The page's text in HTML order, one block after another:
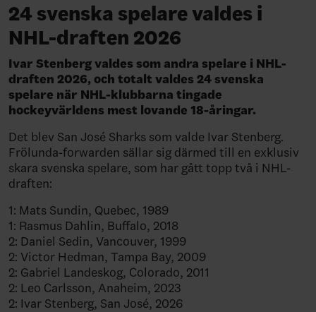
24 svenska spelare valdes i
NHL-draften 2026
Ivar Stenberg valdes som andra spelare i NHL-
draften 2026, och totalt valdes 24 svenska
spelare när NHL-klubbarna tingade
hockeyvärldens mest lovande 18-åringar.
Det blev San José Sharks som valde Ivar Stenberg.
Frölunda-forwarden sällar sig därmed till en exklusiv
skara svenska spelare, som har gått topp två i NHL-
draften:
1: Mats Sundin, Quebec, 1989
1: Rasmus Dahlin, Buffalo, 2018
2: Daniel Sedin, Vancouver, 1999
2: Victor Hedman, Tampa Bay, 2009
2: Gabriel Landeskog, Colorado, 2011
2: Leo Carlsson, Anaheim, 2023
2: Ivar Stenberg, San José, 2026